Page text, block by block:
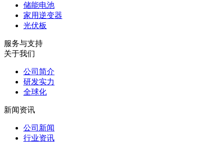
储能电池
家用逆变器
光伏板
服务与支持
关于我们
公司简介
研发实力
全球化
新闻资讯
公司新闻
行业资讯